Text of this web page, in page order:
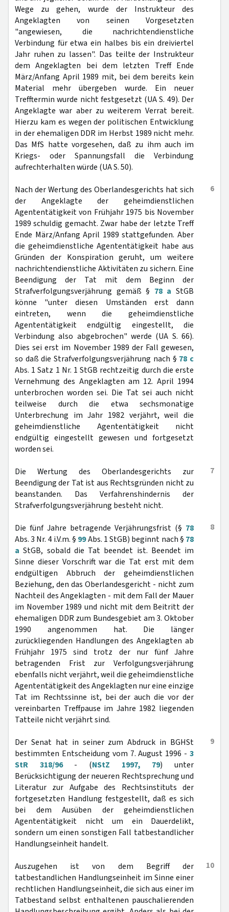
Wege zu gehen, wurde der Instrukteur des
Angeklagten von seinen Vorgesetzten
"angewiesen, die nachrichtendienstliche
Verbindung für etwa ein halbes bis ein dreiviertel
Jahr ruhen zu lassen". Das teilte der Instrukteur
dem Angeklagten bei dem letzten Treff Ende
März/Anfang April 1989 mit, bei dem bereits kein
Material mehr übergeben wurde. Ein neuer
Trefftermin wurde nicht festgesetzt (UA S. 49). Der
Angeklagte war aber zu weiterem Verrat bereit.
Hierzu kam es wegen der politischen Entwicklung
in der ehemaligen DDR im Herbst 1989 nicht mehr.
Das MfS hatte vorgesehen, daß zu ihm auch im
Kriegs- oder Spannungsfall die Verbindung
aufrechterhalten würde (UA S. 50).
6
Nach der Wertung des Oberlandesgerichts hat sich
der Angeklagte der geheimdienstlichen
Agententätigkeit von Frühjahr 1975 bis November
1989 schuldig gemacht. Zwar habe der letzte Treff
Ende März/Anfang April 1989 stattgefunden. Aber
die geheimdienstliche Agententätigkeit habe aus
Gründen der Konspiration geruht, um weitere
nachrichtendienstliche Aktivitäten zu sichern. Eine
Beendigung der Tat mit dem Beginn der
Strafverfolgungsverjährung gemäß § 78 a StGB
könne "unter diesen Umständen erst dann
eintreten, wenn die geheimdienstliche
Agententätigkeit endgültig eingestellt, die
Verbindung also abgebrochen" werde (UA S. 66).
Dies sei erst im November 1989 der Fall gewesen,
so daß die Strafverfolgungsverjährung nach § 78 c
Abs. 1 Satz 1 Nr. 1 StGB rechtzeitig durch die erste
Vernehmung des Angeklagten am 12. April 1994
unterbrochen worden sei. Die Tat sei auch nicht
teilweise durch die etwa sechsmonatige
Unterbrechung im Jahr 1982 verjährt, weil die
geheimdienstliche Agententätigkeit nicht
endgültig eingestellt gewesen und fortgesetzt
worden sei.
7
Die Wertung des Oberlandesgerichts zur
Beendigung der Tat ist aus Rechtsgründen nicht zu
beanstanden. Das Verfahrenshindernis der
Strafverfolgungsverjährung besteht nicht.
8
Die fünf Jahre betragende Verjährungsfrist (§ 78
Abs. 3 Nr. 4 i.V.m. § 99Abs. 1 StGB) beginnt nach § 78
a StGB, sobald die Tat beendet ist. Beendet im
Sinne dieser Vorschrift war die Tat erst mit dem
endgültigen Abbruch der geheimdienstlichen
Beziehung, den das Oberlandesgericht - nicht zum
Nachteil des Angeklagten - mit dem Fall der Mauer
im November 1989 und nicht mit dem Beitritt der
ehemaligen DDR zum Bundesgebiet am 3. Oktober
1990 angenommen hat. Die länger
zurückliegenden Handlungen des Angeklagten ab
Frühjahr 1975 sind trotz der nur fünf Jahre
betragenden Frist zur Verfolgungsverjährung
ebenfalls nicht verjährt, weil die geheimdienstliche
Agententätigkeit des Angeklagten nur eine einzige
Tat im Rechtssinne ist, bei der auch die vor der
vereinbarten Treffpause im Jahre 1982 liegenden
Tatteile nicht verjährt sind.
9
Der Senat hat in seiner zum Abdruck in BGHSt
bestimmten Entscheidung vom 7. August 1996 - 3
StR 318/96- (NStZ 1997, 79) unter
Berücksichtigung der neueren Rechtsprechung und
Literatur zur Aufgabe des Rechtsinstituts der
fortgesetzten Handlung festgestellt, daß es sich
bei dem Ausüben der geheimdienstlichen
Agententätigkeit nicht um ein Dauerdelikt,
sondern um einen sonstigen Fall tatbestandlicher
Handlungseinheit handelt.
10
Auszugehen ist von dem Begriff der
tatbestandlichen Handlungseinheit im Sinne einer
rechtlichen Handlungseinheit, die sich aus einer im
Tatbestand selbst enthaltenen pauschalierenden